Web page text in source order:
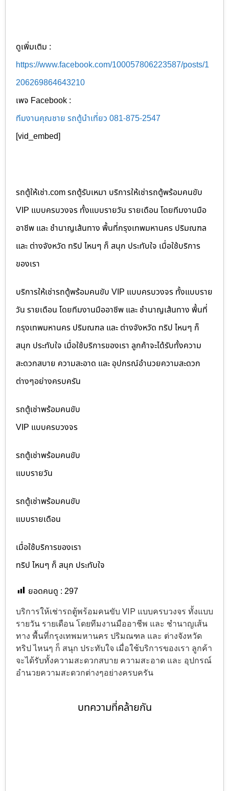
ดูเพิ่มเติม :
https://www.facebook.com/100057806223587/posts/1
206269864643210
เพจ Facebook :
ทีมงานคุณชาย รถตู้นำเที่ยว 081-875-2547
[vid_embed]
รถตู้ให้เช่า.com รถตู้รับเหมา บริการให้เช่ารถตู้พร้อมคนขับ
VIP แบบครบวงจร ทั้งแบบรายวัน รายเดือน โดยทีมงานมือ
อาชีพ และ ชำนาญเส้นทาง พื้นที่กรุงเทพมหานคร ปริมณฑล
และ ต่างจังหวัด ทริป ไหนๆ ก็ สนุก ประทับใจ เมื่อใช้บริการ
ของเรา
บริการให้เช่ารถตู้พร้อมคนขับ VIP แบบครบวงจร ทั้งแบบราย
วัน รายเดือน โดยทีมงานมืออาชีพ และ ชำนาญเส้นทาง พื้นที่
กรุงเทพมหานคร ปริมณฑล และ ต่างจังหวัด ทริป ไหนๆ ก็
สนุก ประทับใจ เมื่อใช้บริการของเรา ลูกค้าจะได้รับทั้งความ
สะดวกสบาย ความสะอาด และ อุปกรณ์อำนวยความสะดวก
ต่างๆอย่างครบครัน
รถตู้เช่าพร้อมคนขับ
VIP แบบครบวงจร
รถตู้เช่าพร้อมคนขับ
แบบรายวัน
รถตู้เช่าพร้อมคนขับ
แบบรายเดือน
เมื่อใช้บริการของเรา
ทริป ไหนๆ ก็ สนุก ประทับใจ
ยอดคนดู : 297
บริการให้เช่ารถตู้พร้อมคนขับ VIP แบบครบวงจร ทั้งแบบ
รายวัน รายเดือน โดยทีมงานมืออาชีพ และ ชำนาญเส้น
ทาง พื้นที่กรุงเทพมหานคร ปริมณฑล และ ต่างจังหวัด
ทริป ไหนๆ ก็ สนุก ประทับใจ เมื่อใช้บริการของเรา ลูกค้า
จะได้รับทั้งความสะดวกสบาย ความสะอาด และ อุปกรณ์
อำนวยความสะดวกต่างๆอย่างครบครัน
บทความที่คล้ายกัน